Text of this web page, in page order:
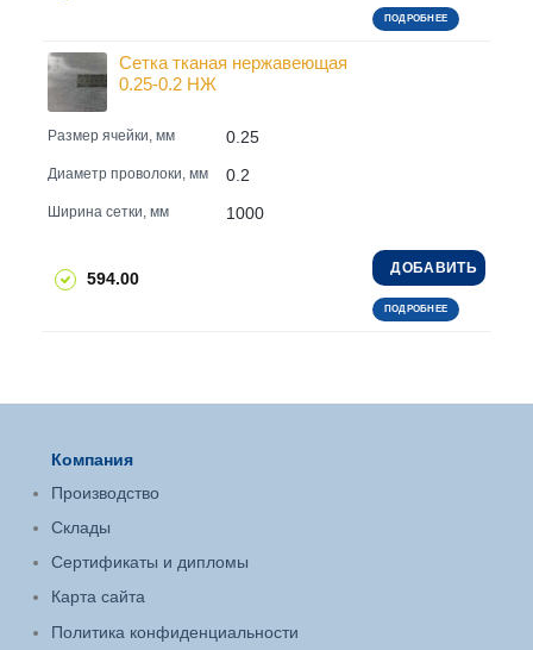
ПОДРОБНЕЕ
Сетка тканая нержавеющая
0.25-0.2 НЖ
Размер ячейки, мм 0.25
Диаметр проволоки, мм 0.2
Ширина сетки, мм 1000
594.00
ДОБАВИТЬ
ПОДРОБНЕЕ
Компания
Производство
Склады
Сертификаты и дипломы
Карта сайта
Политика конфиденциальности